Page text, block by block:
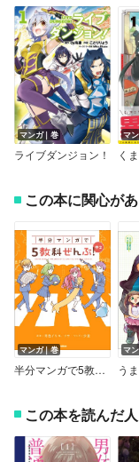
マンガ｜巻
ライブダンジョン！
マ
この本に関心が
マンガ｜巻
半分マンガで5教科ぜんぶ！ 中2
マ
う
この本を読んだ